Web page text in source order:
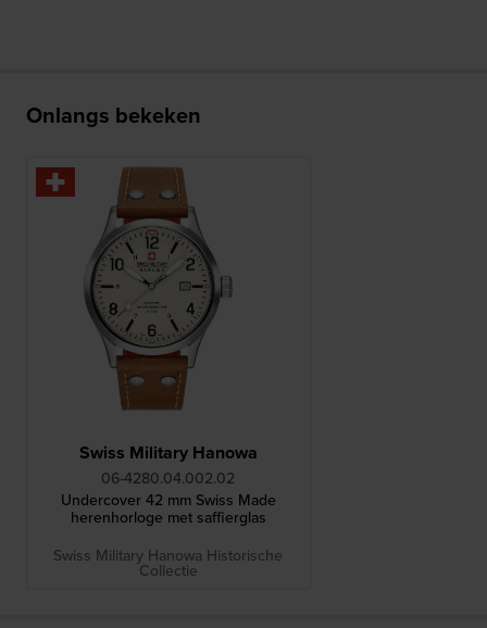
Onlangs bekeken
Swiss Military Hanowa
06-4280.04.002.02
Undercover 42 mm Swiss Made
herenhorloge met saffierglas
Swiss Military Hanowa Historische
Collectie